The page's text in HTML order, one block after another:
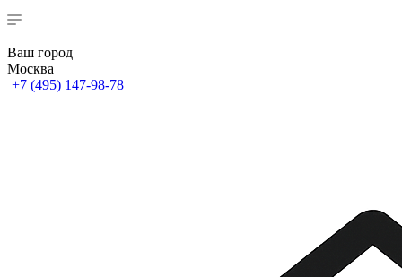
Ваш город
Москва
+7 (495) 147-98-78